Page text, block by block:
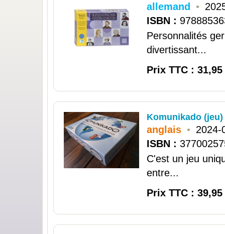
allemand •
ISBN :
Personnalités
divertissant...
Prix TTC : 31,95
Komunikado (jeu)
anglais • 2024-
ISBN :
C'est un jeu
entre...
Prix TTC : 39,95